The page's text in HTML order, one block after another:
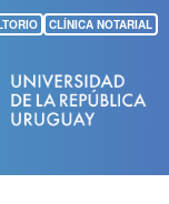
CLÍNICA NOTARIAL